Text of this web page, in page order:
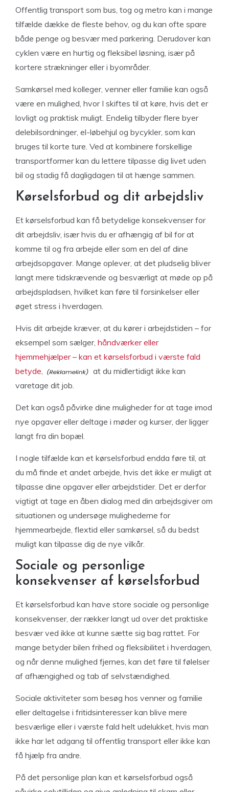
Offentlig transport som bus, tog og metro kan i mange
tilfælde dække de fleste behov, og du kan ofte spare
både penge og besvær med parkering. Derudover kan
cyklen være en hurtig og fleksibel løsning, især på
kortere strækninger eller i byområder.
Samkørsel med kolleger, venner eller familie kan også
være en mulighed, hvor I skiftes til at køre, hvis det er
lovligt og praktisk muligt. Endelig tilbyder flere byer
delebilsordninger, el-løbehjul og bycykler, som kan
bruges til korte ture. Ved at kombinere forskellige
transportformer kan du lettere tilpasse dig livet uden
bil og stadig få dagligdagen til at hænge sammen.
Kørselsforbud og dit arbejdsliv
Et kørselsforbud kan få betydelige konsekvenser for
dit arbejdsliv, især hvis du er afhængig af bil for at
komme til og fra arbejde eller som en del af dine
arbejdsopgaver. Mange oplever, at det pludselig bliver
langt mere tidskrævende og besværligt at møde op på
arbejdspladsen, hvilket kan føre til forsinkelser eller
øget stress i hverdagen.
Hvis dit arbejde kræver, at du kører i arbejdstiden – for
eksempel som sælger, håndværker eller
hjemmehjælper – kan et kørselsforbud i værste fald
betyde,
at du midlertidigt ikke kan
varetage dit job.
Det kan også påvirke dine muligheder for at tage imod
nye opgaver eller deltage i møder og kurser, der ligger
langt fra din bopæl.
I nogle tilfælde kan et kørselsforbud endda føre til, at
du må finde et andet arbejde, hvis det ikke er muligt at
tilpasse dine opgaver eller arbejdstider. Det er derfor
vigtigt at tage en åben dialog med din arbejdsgiver om
situationen og undersøge mulighederne for
hjemmearbejde, flextid eller samkørsel, så du bedst
muligt kan tilpasse dig de nye vilkår.
Sociale og personlige
konsekvenser af kørselsforbud
Et kørselsforbud kan have store sociale og personlige
konsekvenser, der rækker langt ud over det praktiske
besvær ved ikke at kunne sætte sig bag rattet. For
mange betyder bilen frihed og fleksibilitet i hverdagen,
og når denne mulighed fjernes, kan det føre til følelser
af afhængighed og tab af selvstændighed.
Sociale aktiviteter som besøg hos venner og familie
eller deltagelse i fritidsinteresser kan blive mere
besværlige eller i værste fald helt udelukket, hvis man
ikke har let adgang til offentlig transport eller ikke kan
få hjælp fra andre.
På det personlige plan kan et kørselsforbud også